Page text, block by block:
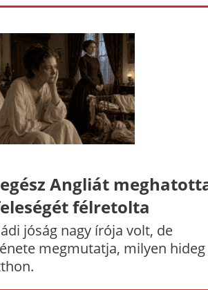
Angliát
félretolta
jóság nagy írója volt, de
megmutatja, milyen hideg